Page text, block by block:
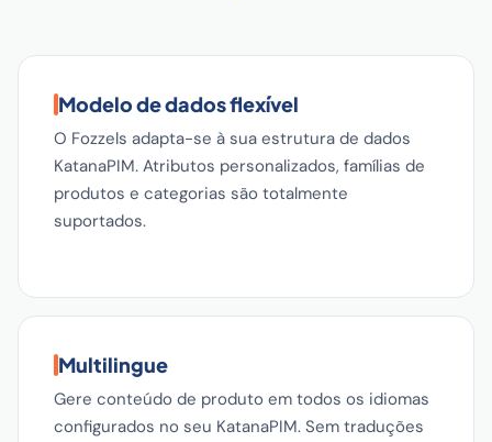
Modelo de dados flexível
O Fozzels adapta-se à sua estrutura de dados
KatanaPIM. Atributos personalizados, famílias de
produtos e categorias são totalmente
suportados.
Multilingue
Gere conteúdo de produto em todos os idiomas
configurados no seu KatanaPIM. Sem traduções